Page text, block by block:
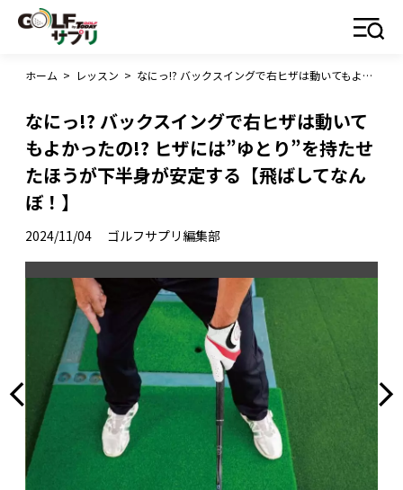
ホーム > レッスン > なにっ!? バックスイングで右ヒザは動いてもよかったの!? ヒザには”ゆとり”を持たせたほうが下半身が安定する【飛ばしてなんぼ！】
なにっ!? バックスイングで右ヒザは動いて
もよかったの!? ヒザには”ゆとり”を持たせ
たほうが下半身が安定する【飛ばしてなん
ぼ！】
2024/11/04 ゴルフサプリ編集部